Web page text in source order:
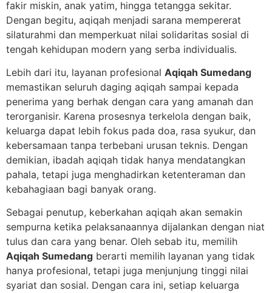
fakir miskin, anak yatim, hingga tetangga sekitar.
Dengan begitu, aqiqah menjadi sarana mempererat
silaturahmi dan memperkuat nilai solidaritas sosial di
tengah kehidupan modern yang serba individualis.
Lebih dari itu, layanan profesional Aqiqah Sumedang
memastikan seluruh daging aqiqah sampai kepada
penerima yang berhak dengan cara yang amanah dan
terorganisir. Karena prosesnya terkelola dengan baik,
keluarga dapat lebih fokus pada doa, rasa syukur, dan
kebersamaan tanpa terbebani urusan teknis. Dengan
demikian, ibadah aqiqah tidak hanya mendatangkan
pahala, tetapi juga menghadirkan ketenteraman dan
kebahagiaan bagi banyak orang.
Sebagai penutup, keberkahan aqiqah akan semakin
sempurna ketika pelaksanaannya dijalankan dengan niat
tulus dan cara yang benar. Oleh sebab itu, memilih
Aqiqah Sumedang berarti memilih layanan yang tidak
hanya profesional, tetapi juga menjunjung tinggi nilai
syariat dan sosial. Dengan cara ini, setiap keluarga